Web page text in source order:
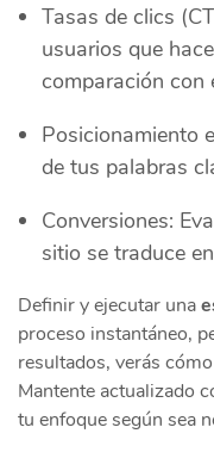
Tasas de clics
usuarios que
comparación con
Posicionamiento
de tus palabras
Conversiones:
sitio se traduce
Definir y ejecutar una
proceso instantáneo,
resultados, verás
Mantente actualizado
tu enfoque según sea